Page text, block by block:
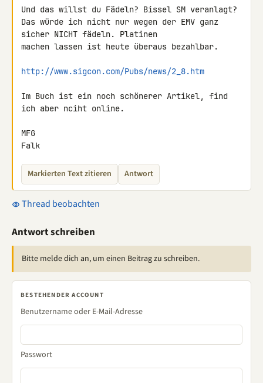
Und das willst du Fädeln? Bissel SM veranlagt?
Das würde ich nicht nur wegen der EMV ganz
sicher NICHT fädeln. Platinen
machen lassen ist heute überaus bezahlbar.
http://www.sigcon.com/Pubs/news/2_8.htm
Im Buch ist ein noch schönerer Artikel, find
ich aber nciht online.
MFG
Falk
Markierten Text zitieren Antwort
Thread beobachten
Antwort schreiben
Bitte melde dich an, um einen Beitrag zu schreiben.
BESTEHENDER ACCOUNT
Benutzername oder E-Mail-Adresse
Passwort